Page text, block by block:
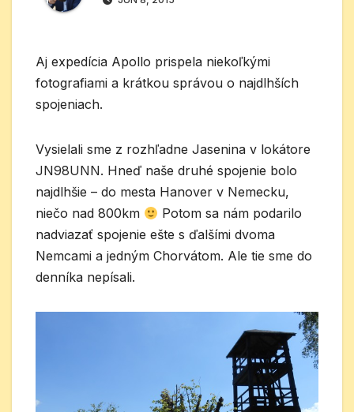
Aj expedícia Apollo prispela niekoľkými
fotografiami a krátkou správou o najdlhších
spojeniach.
Vysielali sme z rozhľadne Jasenina v lokátore
JN98UNN. Hneď naše druhé spojenie bolo
najdlhšie – do mesta Hanover v Nemecku,
niečo nad 800km
Potom sa nám podarilo
nadviazať spojenie ešte s ďalšími dvoma
Nemcami a jedným Chorvátom. Ale tie sme do
denníka nepísali.